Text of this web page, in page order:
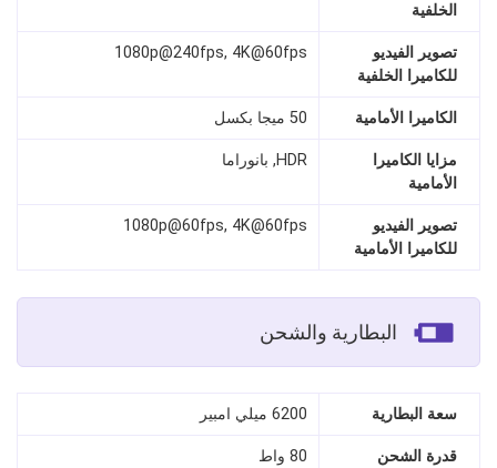
الخلفية
تصوير الفيديو
للكاميرا الخلفية
1080p@240fps, 4K@60fps
الكاميرا الأمامية 50 ميجا بكسل
مزايا الكاميرا
الأمامية
HDR, بانوراما
تصوير الفيديو
للكاميرا الأمامية
1080p@60fps, 4K@60fps
البطارية والشحن
سعة البطارية 6200 ميلي امبير
قدرة الشحن 80 واط